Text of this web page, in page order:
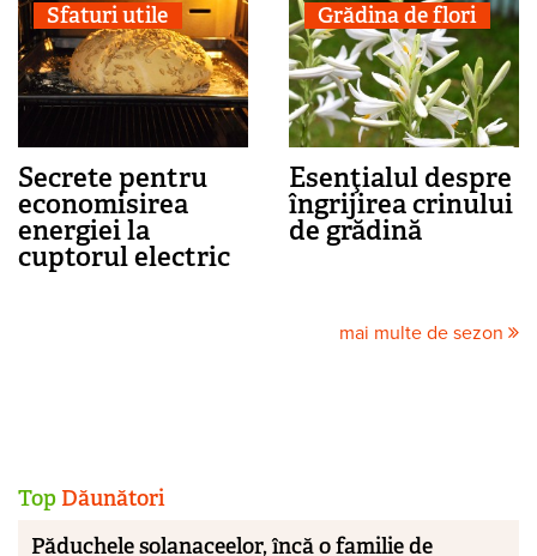
Sfaturi utile
Secrete pentru
economisirea
energiei la
cuptorul electric
Grădina de flori
Esenţialul despre
îngrijirea crinului
de grădină
mai multe de sezon
Top Dăunători
Păduchele solanaceelor, încă o familie de